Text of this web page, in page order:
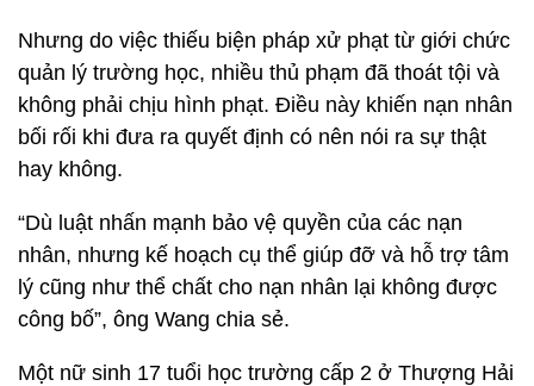
Nhưng do việc thiếu biện pháp xử phạt từ giới chức
quản lý trường học, nhiều thủ phạm đã thoát tội và
không phải chịu hình phạt. Điều này khiến nạn nhân
bối rối khi đưa ra quyết định có nên nói ra sự thật
hay không.
“Dù luật nhấn mạnh bảo vệ quyền của các nạn
nhân, nhưng kế hoạch cụ thể giúp đỡ và hỗ trợ tâm
lý cũng như thể chất cho nạn nhân lại không được
công bố”, ông Wang chia sẻ.
Một nữ sinh 17 tuổi học trường cấp 2 ở Thượng Hải